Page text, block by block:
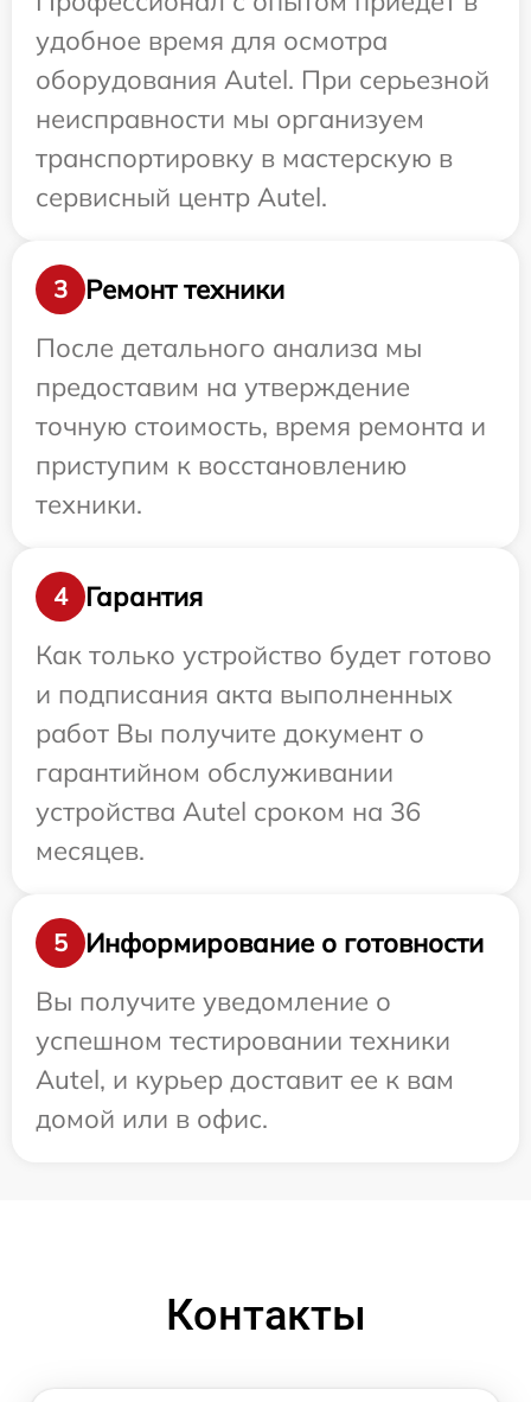
удобное время для осмотра
оборудования Autel. При серьезной
неисправности мы организуем
транспортировку в мастерскую в
сервисный центр Autel.
3
Ремонт техники
После детального анализа мы
предоставим на утверждение
точную стоимость, время ремонта и
приступим к восстановлению
техники.
4
Гарантия
Как только устройство будет готово
и подписания акта выполненных
работ Вы получите документ о
гарантийном обслуживании
устройства Autel сроком на 36
месяцев.
5
Информирование о готовности
Вы получите уведомление о
успешном тестировании техники
Autel, и курьер доставит ее к вам
домой или в офис.
Контакты